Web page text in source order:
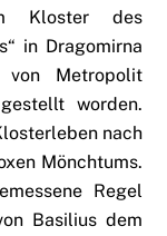
Kloster des
in Dragomirna
von Metropolit
worden.
nach
Mönchtums.
Regel
Basilius dem